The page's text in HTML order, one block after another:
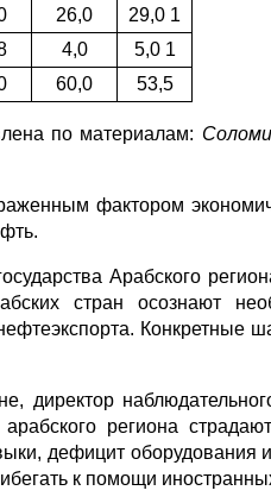
26,0
29,0 1
4,0
5,0 1
60,0 53,5
по материалам:
фактором
Арабского
стран осознают
директор
арабского региона
дефицит оборудования
к помощи